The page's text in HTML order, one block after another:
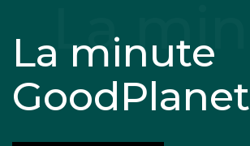
La minute
GoodPlanet